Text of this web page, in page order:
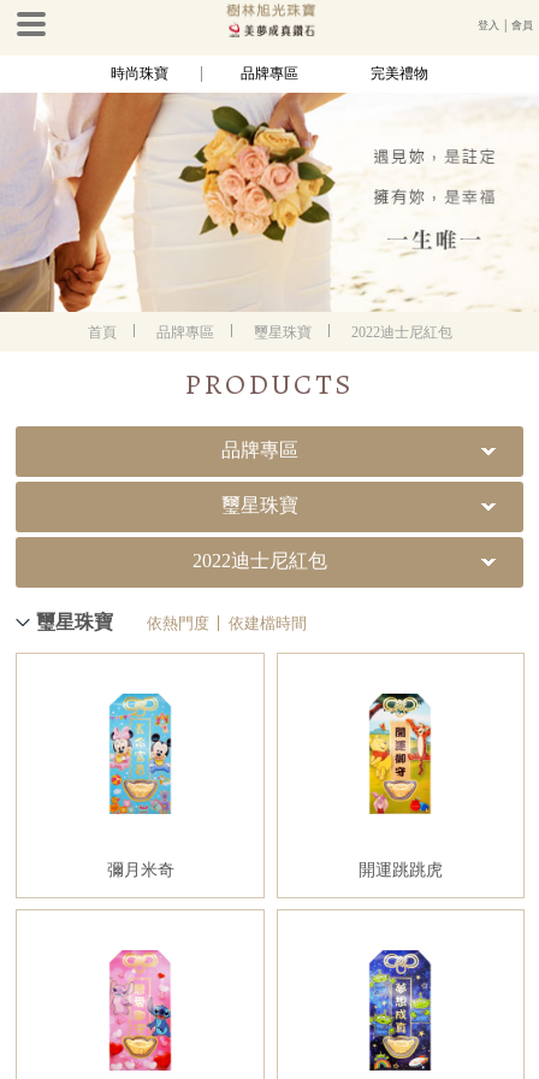
登入 │會員
時尚珠寶 品牌專區 完美禮物
首頁 品牌專區 璽星珠寶 2022迪士尼紅包
PRODUCTS
品牌專區
璽星珠寶
2022迪士尼紅包
璽星珠寶 依熱門度 依建檔時間
彌月米奇 開運跳跳虎